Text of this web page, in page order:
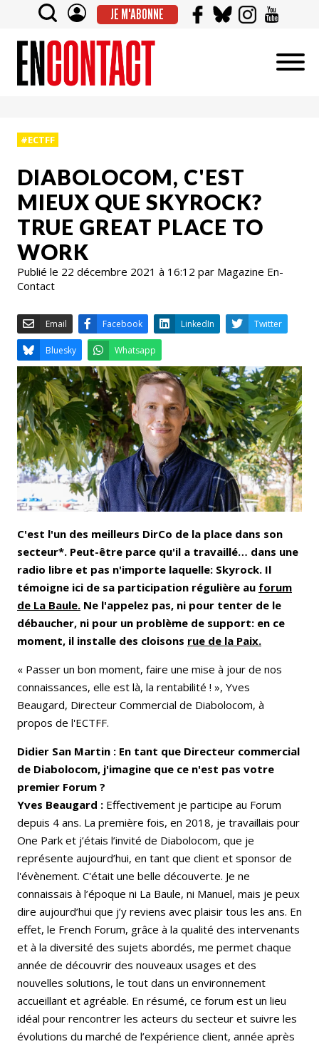
JE M'ABONNE
#ECTFF
DIABOLOCOM, C'EST
MIEUX QUE SKYROCK?
TRUE GREAT PLACE TO
WORK
Publié le 22 décembre 2021 à 16:12 par Magazine En-
Contact
Email Facebook LinkedIn
Bluesky Whatsapp
C'est l'un des meilleurs DirCo de la place dans son
secteur*. Peut-être parce qu'il a travaillé… dans une
radio libre et pas n'importe laquelle: Skyrock. Il
témoigne ici de sa participation régulière au forum
de La Baule. Ne l'appelez pas, ni pour tenter de le
débaucher, ni pour un problème de support: en ce
moment, il installe des cloisons rue de la Paix.
« Passer un bon moment, faire une mise à jour de nos
connaissances, elle est là, la rentabilité ! », Yves
Beaugard, Directeur Commercial de Diabolocom, à
propos de l'ECTFF.
Didier San Martin : En tant que Directeur commercial
de Diabolocom, j'imagine que ce n'est pas votre
premier Forum ?
Yves Beaugard : Effectivement je participe au Forum
depuis 4 ans. La première fois, en 2018, je travaillais pour
One Park et j’étais l’invité de Diabolocom, que je
représente aujourd’hui, en tant que client et sponsor de
l'évènement. C'était une belle découverte. Je ne
connaissais à l’époque ni La Baule, ni Manuel, mais je peux
dire aujourd’hui que j’y reviens avec plaisir tous les ans. En
effet, le French Forum, grâce à la qualité des intervenants
et à la diversité des sujets abordés, me permet chaque
année de découvrir des nouveaux usages et des
nouvelles solutions, le tout dans un environnement
accueillant et agréable. En résumé, ce forum est un lieu
idéal pour rencontrer les acteurs du secteur et suivre les
évolutions du marché de l’expérience client, année après